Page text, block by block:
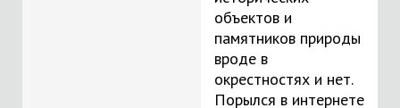
объектов и
памятников природы
вроде в
окрестностях и нет.
Порылся в интернете